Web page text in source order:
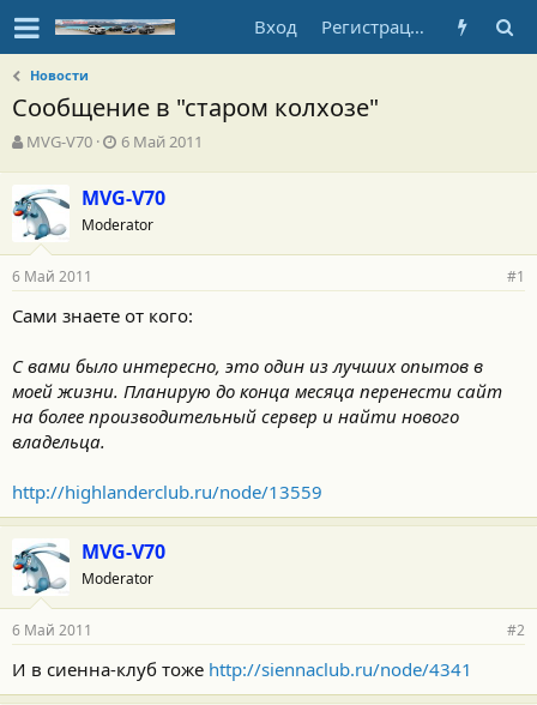
Вход Регистрация
Новости
Сообщение в "старом колхозе"
А
о
р
т
е
м
ы
MVG-V70
Д
а
н
а
л
6 Май 2011
MVG-V70
Moderator
6 Май 2011 #1
Сами знаете от кого:
С вами было интересно, это один из лучших опытов в
моей жизни. Планирую до конца месяца перенести сайт
на более производительный сервер и найти нового
владельца.
http://highlanderclub.ru/node/13559
MVG-V70
Moderator
6 Май 2011 #2
И в сиенна-клуб тоже http://siennaclub.ru/node/4341